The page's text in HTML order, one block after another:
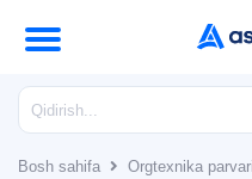
Bosh sahifa Orgtexnika